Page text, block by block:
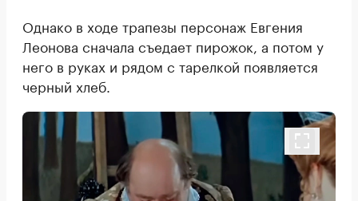
Однако в ходе трапезы персонаж Евгения
Леонова сначала съедает пирожок, а потом у
него в руках и рядом с тарелкой появляется
черный хлеб.